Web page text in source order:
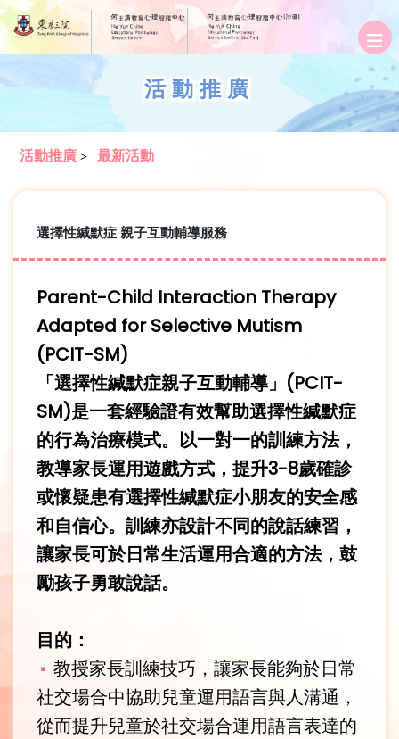
活動推廣
活動推廣 > 最新活動
選擇性緘默症 親子互動輔導服務
Parent-Child Interaction Therapy
Adapted for Selective Mutism
(PCIT-SM)
「選擇性緘默症親子互動輔導」(PCIT-
SM)是一套經驗證有效幫助選擇性緘默症
的行為治療模式。以一對一的訓練方法，
教導家長運用遊戲方式，提升3-8歲確診
或懷疑患有選擇性緘默症小朋友的安全感
和自信心。訓練亦設計不同的說話練習，
讓家長可於日常生活運用合適的方法，鼓
勵孩子勇敢說話。
目的：
教授家長訓練技巧，讓家長能夠於日常
社交場合中協助兒童運用語言與人溝通，
從而提升兒童於社交場合運用語言表達的